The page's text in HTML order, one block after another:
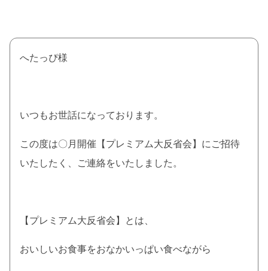
へたっぴ様
いつもお世話になっております。
この度は〇月開催【プレミアム大反省会】にご招待
いたしたく、ご連絡をいたしました。
【プレミアム大反省会】とは、
おいしいお食事をおなかいっぱい食べながら